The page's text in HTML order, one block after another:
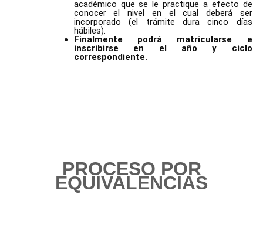
académico que se le practique a efecto de
conocer el nivel en el cual deberá ser
incorporado (el trámite dura cinco días
hábiles).
Finalmente podrá matricularse e
inscribirse en el año y ciclo
correspondiente.
PROCESO POR
EQUIVALENCIAS